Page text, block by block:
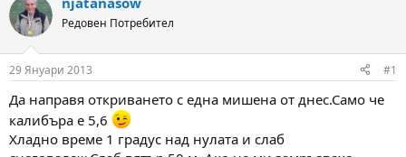
о
р
н
а
т
м
а
т
а
л
а
т
а
Редовен Потребител
29 Януари 2013 #1
Да направя откриването с една мишена от днес.Само че
калибъра е 5,6
Хладно време 1 градус над нулата и слаб